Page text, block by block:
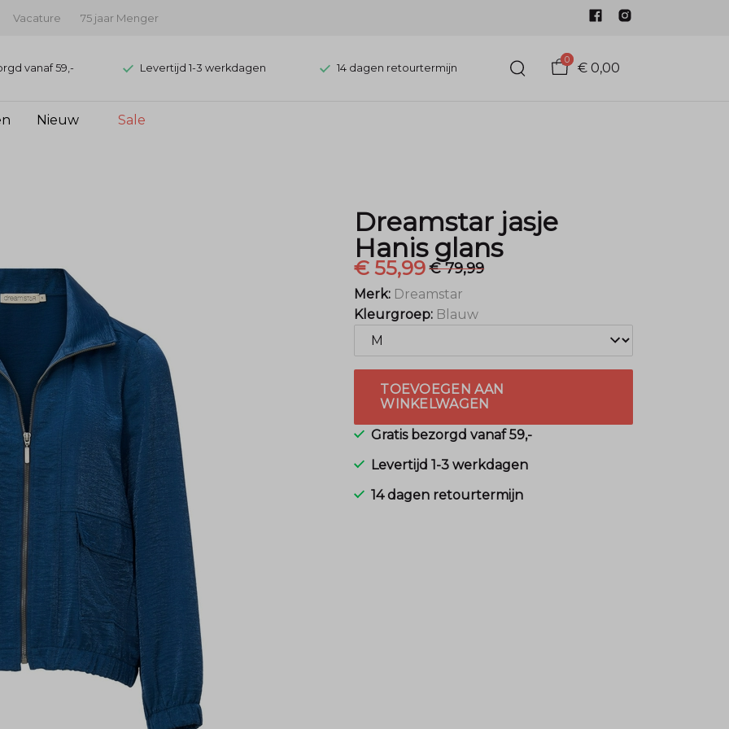
Vacature 75 jaar Menger
vanaf 59,- Levertijd 1-3 werkdagen 14 dagen retourtermijn
0
€ 0,00
Nieuw Sale
Dreamstar jasje
Hanis glans
€ 55,99€ 79,99
Merk: Dreamstar
Kleurgroep: Blauw
TOEVOEGEN AAN
WINKELWAGEN
Gratis bezorgd vanaf 59,-
Levertijd 1-3 werkdagen
14 dagen retourtermijn